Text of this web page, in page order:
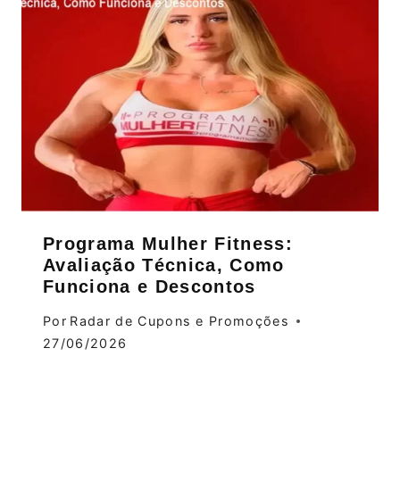
Programa Mulher Fitness:
Avaliação Técnica, Como
Funciona e Descontos
Por Radar de Cupons e Promoções
27/06/2026